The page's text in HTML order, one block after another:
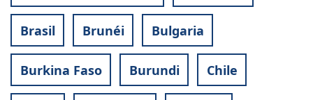
Brasil Brunéi Bulgaria
Burkina Faso Burundi Chile